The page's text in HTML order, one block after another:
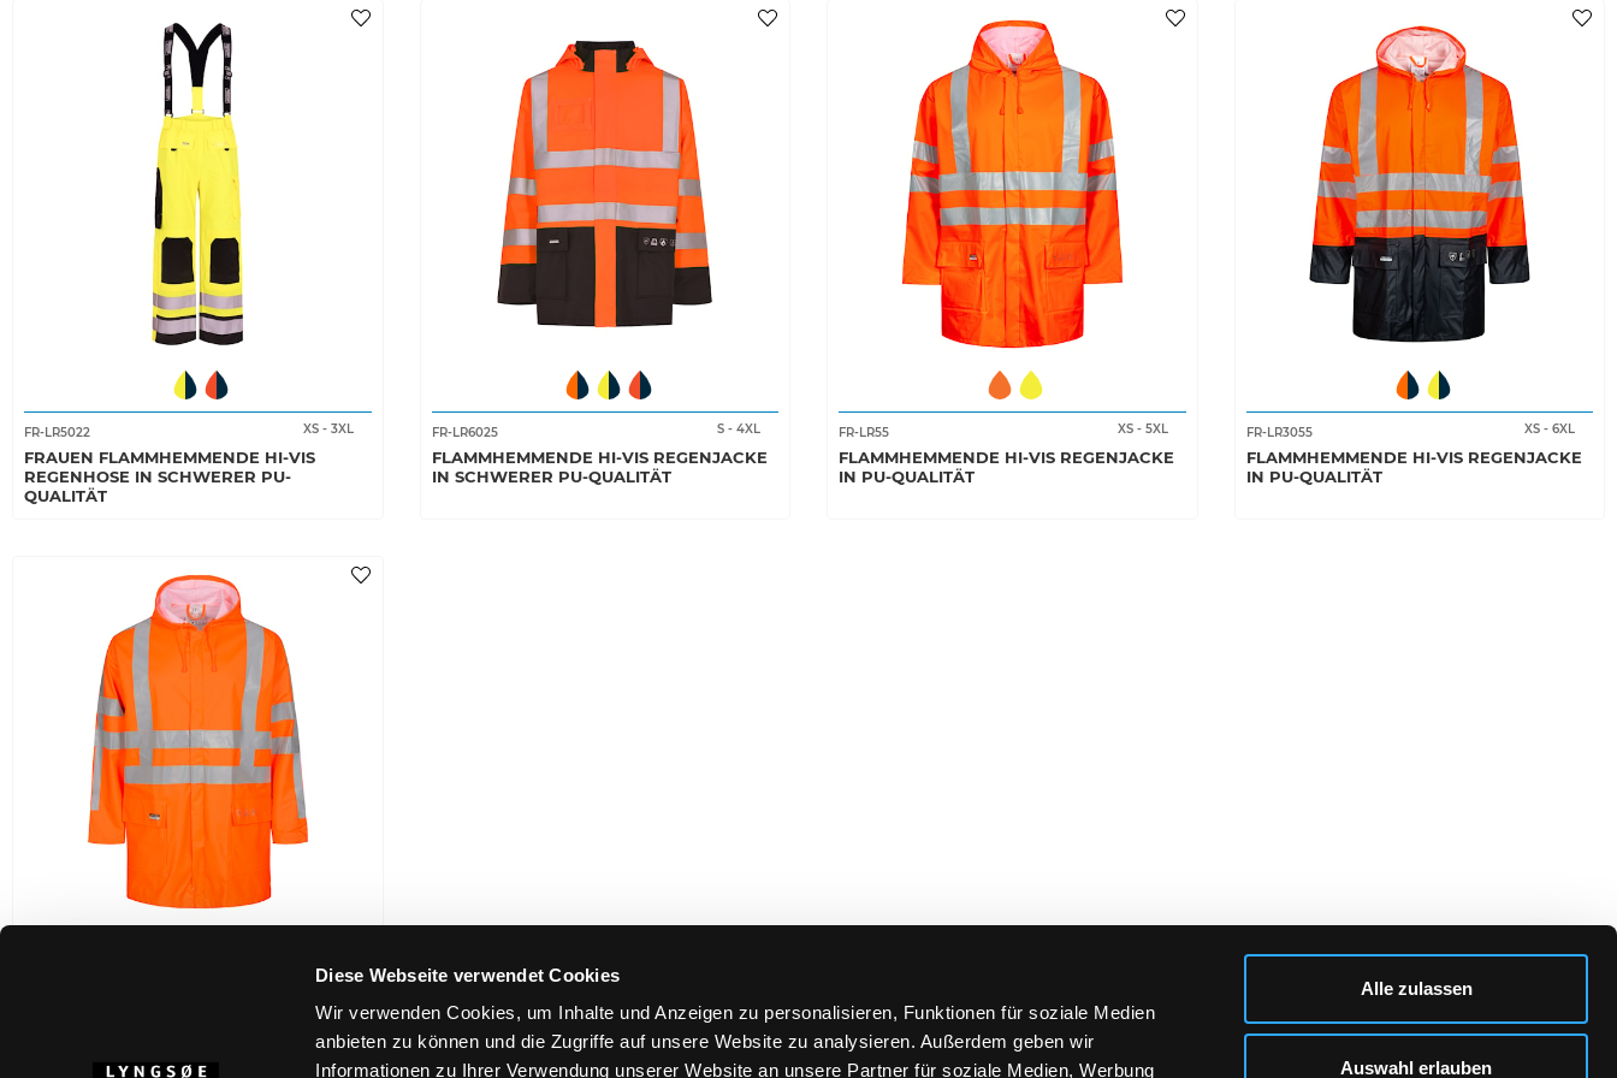
Diese Webseite verwendet Cookies
Wir verwenden Cookies, um Inhalte und Anzeigen zu personalisieren, Funktionen für soziale Medien
anbieten zu können und die Zugriffe auf unsere Website zu analysieren. Außerdem geben wir
Informationen zu Ihrer Verwendung unserer Website an unsere Partner für soziale Medien, Werbung
Alle zulassen
Auswahl erlauben
FR-LR5022
FRAUEN FLAMMHEMMENDE HI-VIS
REGENHOSE IN SCHWERER PU-
QUALITÄT
XS - 3XL FR-LR6025
FLAMMHEMMENDE HI-VIS REGENJACKE
IN SCHWERER PU-QUALITÄT
S - 4XL FR-LR55
FLAMMHEMMENDE HI-VIS REGENJACKE
IN PU-QUALITÄT
XS - 5XL FR-LR3055
FLAMMHEMMENDE HI-VIS REGENJACKE
IN PU-QUALITÄT
XS - 6XL
FLAMMHEMMENDE HI-VIS REGENJACKE
IN PU-QUALITÄT MIT RWS-REFLEXE
XS - 5XL